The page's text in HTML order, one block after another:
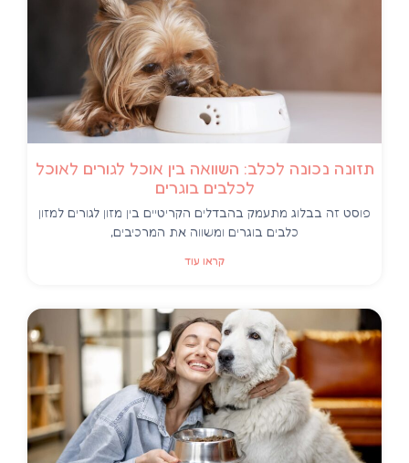
תזונה נכונה לכלב: השוואה בין אוכל לגורים לאוכל
לכלבים בוגרים
פוסט זה בבלוג מתעמק בהבדלים הקריטיים בין מזון לגורים למזון
כלבים בוגרים ומשווה את המרכיבים,
קראו עוד